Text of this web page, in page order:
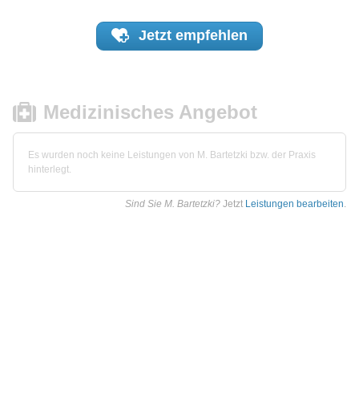
Jetzt empfehlen
Medizinisches Angebot
Es wurden noch keine Leistungen von M. Bartetzki bzw. der Praxis
hinterlegt.
Sind Sie M. Bartetzki? Jetzt Leistungen bearbeiten.